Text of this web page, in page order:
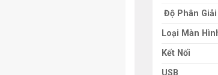
Độ Phân Giải
Loại Màn
Kết Nối